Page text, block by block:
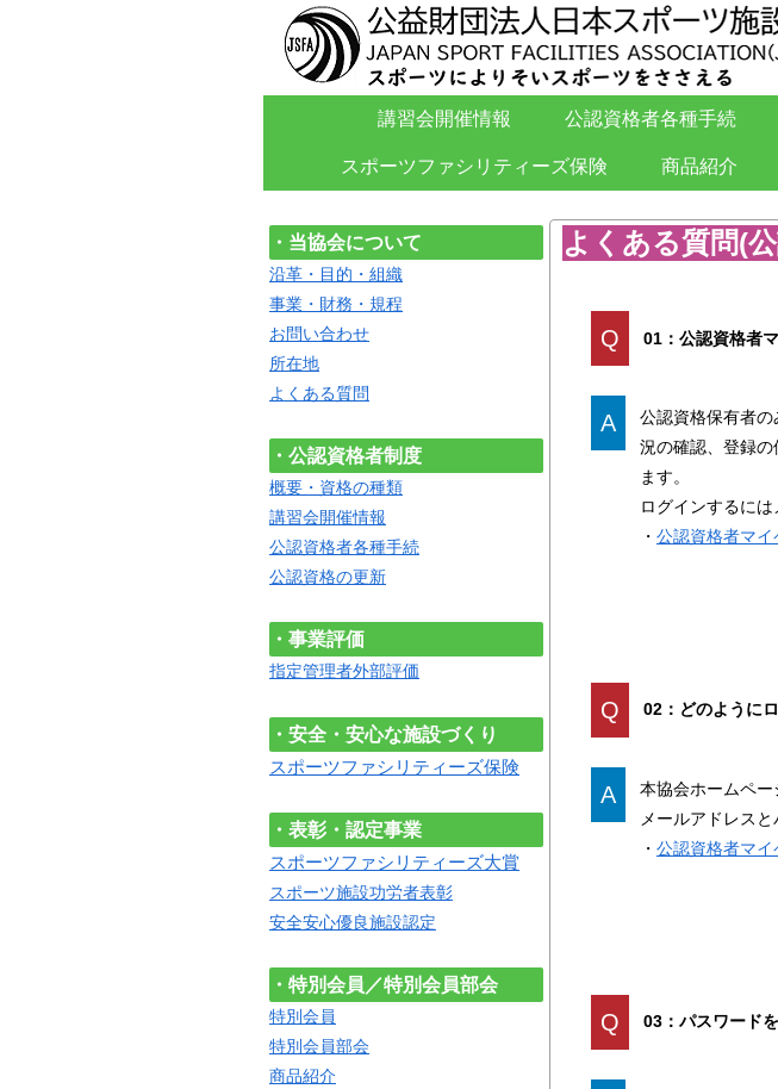
講習会開催情報 公認資格者各種手続
スポーツファシリティーズ保険 商品紹介
よくある質問(
Q 01：公認資格者
A
公認資格保有者
況の確認、登録
ます。
ログインするには
・ 公認資格者マ
Q 02：どのように
A
本協会ホームペ
メールアドレスと
・ 公認資格者マ
Q 03：パスワード
・当協会について
沿革・目的・組織
事業・財務・規程
お問い合わせ
所在地
よくある質問
・公認資格者制度
概要・資格の種類
講習会開催情報
公認資格者各種手続
公認資格の更新
・事業評価
指定管理者外部評価
・安全・安心な施設づくり
スポーツファシリティーズ保険
・表彰・認定事業
スポーツファシリティーズ大賞
スポーツ施設功労者表彰
安全安心優良施設認定
・特別会員／特別会員部会
特別会員
特別会員部会
商品紹介